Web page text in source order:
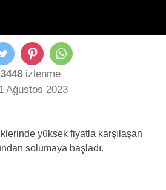
3448izlenme
Ağustos 2023
yüksek fiyatla karşılaşan
solumaya başladı.